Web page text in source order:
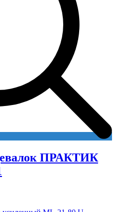
ПРАКТИК